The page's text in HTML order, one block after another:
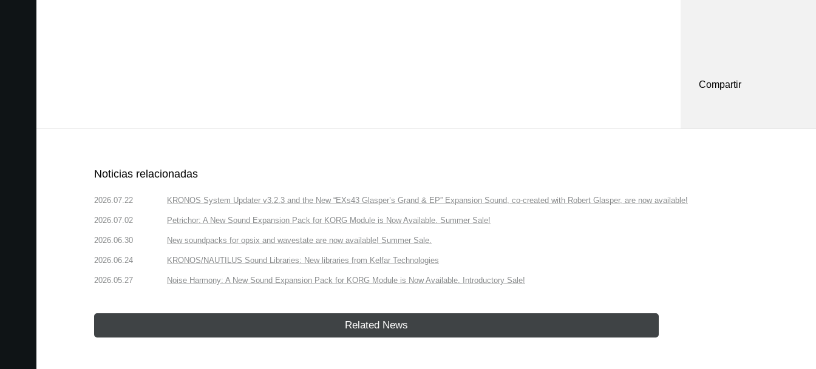
Compartir
Noticias relacionadas
2026.07.22 KRONOS System Updater v3.2.3 and the New “EXs43 Glasper’s Grand & EP” Expansion Sound, co-created with Robert Glasper, are now available!
2026.07.02 Petrichor: A New Sound Expansion Pack for KORG Module is Now Available. Summer Sale!
2026.06.30 New soundpacks for opsix and wavestate are now available! Summer Sale.
2026.06.24 KRONOS/NAUTILUS Sound Libraries: New libraries from Kelfar Technologies
2026.05.27 Noise Harmony: A New Sound Expansion Pack for KORG Module is Now Available. Introductory Sale!
Related News